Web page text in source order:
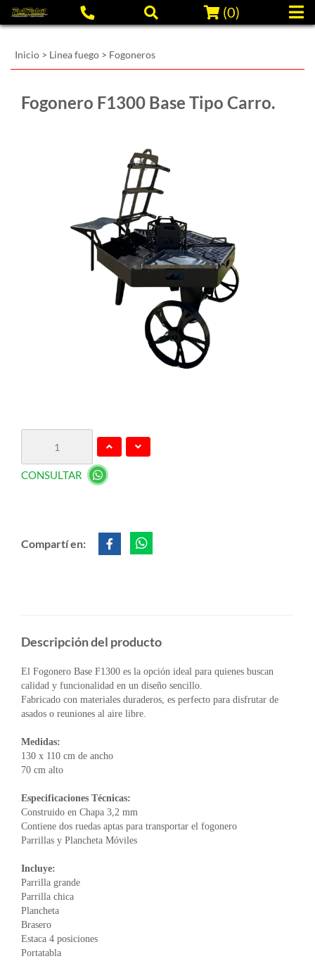
(0)
Inicio > Linea fuego > Fogoneros
Fogonero F1300 Base Tipo Carro.
CONSULTAR
Compartí en:
Descripción del producto
El Fogonero Base F1300 es la opción ideal para quienes buscan
calidad y funcionalidad en un diseño sencillo.
Fabricado con materiales duraderos, es perfecto para disfrutar de
asados o reuniones al aire libre.
Medidas:
130 x 110 cm de ancho
70 cm alto
Especificaciones Técnicas:
Construido en Chapa 3,2 mm
Contiene dos ruedas aptas para transportar el fogonero
Parrillas y Plancheta Móviles
Incluye:
Parrilla grande
Parrilla chica
Plancheta
Brasero
Estaca 4 posiciones
Portatabla